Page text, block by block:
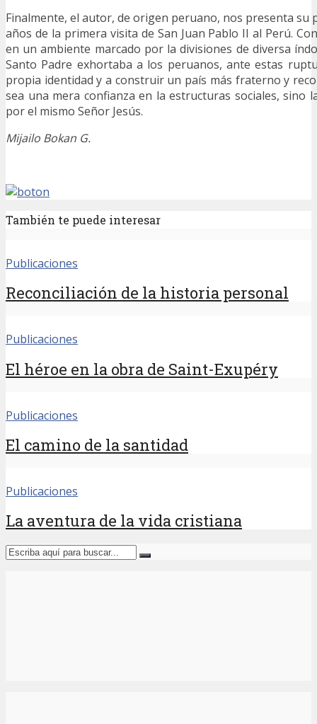
Finalmente, el autor, de origen peruano, nos presenta su
años de la primera visita de San Juan Pablo II al Perú.
en un ambiente marcado por la divisiones de diversa
Santo Padre exhortaba a los peruanos, ante estas
propia identidad y a construir un país más fraterno y
sea una mera confianza en la estructuras sociales, sino
por el mismo Señor Jesús.
Mijailo Bokan G.
También te puede interesar
Publicaciones
Reconciliación de la historia personal
Publicaciones
El héroe en la obra de Saint-Exupéry
Publicaciones
El camino de la santidad
Publicaciones
La aventura de la vida cristiana